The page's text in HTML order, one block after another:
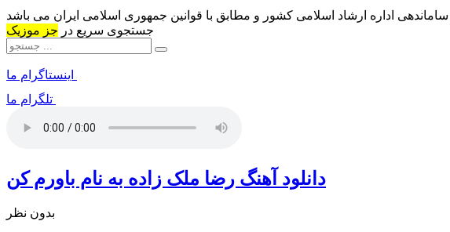
اداره ارشاد اسلامی کشور و مطابق با قوانین جمهوری اسلامی ایران می باشد
جستجوی سریع در جز موزیک
اینستاگرام ما
تلگرام ما
دانلود آهنگ رضا ملک زاده به نام باورم کن
بدون نظر